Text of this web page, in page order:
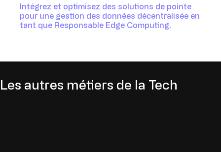
Intégrez et optimisez des solutions de pointe
pour une gestion des données décentralisée en
tant que Responsable Edge Computing.
Les autres métiers de la Tech